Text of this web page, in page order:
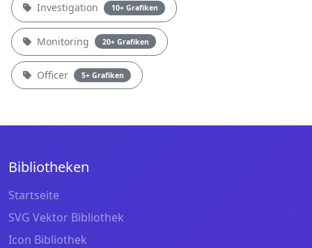
Investigation 10+ Grafiken
Monitoring 20+ Grafiken
Officer 5+ Grafiken
Bibliotheken
Startseite
SVG Vektor Bibliothek
Icon Bibliothek